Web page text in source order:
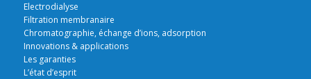
Electrodialyse
Filtration membranaire
Chromatographie, échange d’ions, adsorption
Innovations & applications
Les garanties
L’état d’esprit